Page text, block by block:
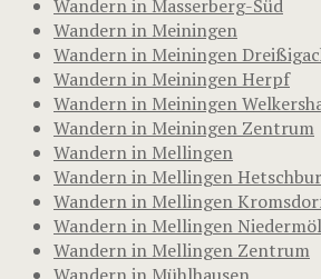
Wandern in Masserberg-Süd
Wandern in Meiningen
Wandern in Meiningen
Wandern in Meiningen Herpf
Wandern in Meiningen
Wandern in Meiningen Zentrum
Wandern in Mellingen
Wandern in Mellingen
Wandern in Mellingen
Wandern in Mellingen
Wandern in Mellingen Zentrum